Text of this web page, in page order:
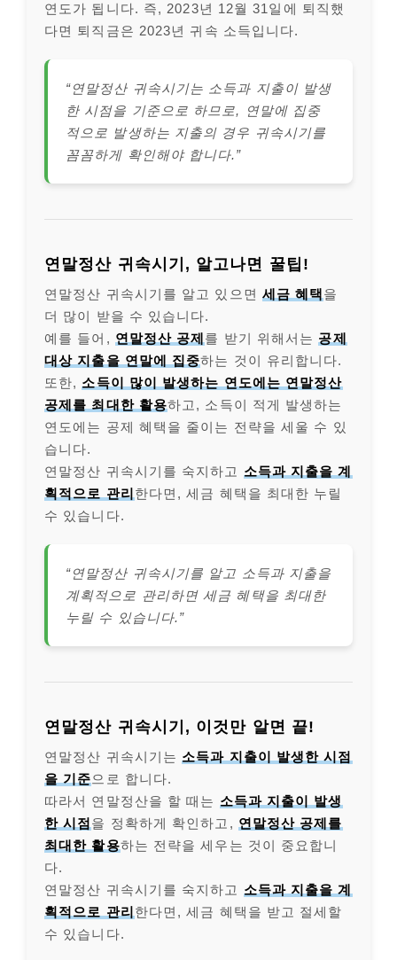
연도가 됩니다. 즉, 2023년 12월 31일에 퇴직했
다면 퇴직금은 2023년 귀속 소득입니다.
“연말정산 귀속시기는 소득과 지출이 발생
한 시점을 기준으로 하므로, 연말에 집중
적으로 발생하는 지출의 경우 귀속시기를
꼼꼼하게 확인해야 합니다.”
연말정산 귀속시기, 알고나면 꿀팁!
연말정산 귀속시기를 알고 있으면 세금 혜택 을
더 많이 받을 수 있습니다.
예를 들어, 연말정산 공제 를 받기 위해서는 공제
대상 지출을 연말에 집중하는 것이 유리합니다.
또한, 소득이 많이 발생하는 연도에는 연말정산
공제를 최대한 활용하고, 소득이 적게 발생하는
연도에는 공제 혜택을 줄이는 전략을 세울 수 있
습니다.
연말정산 귀속시기를 숙지하고 소득과 지출을 계
획적으로 관리 한다면, 세금 혜택을 최대한 누릴
수 있습니다.
“연말정산 귀속시기를 알고 소득과 지출을
계획적으로 관리하면 세금 혜택을 최대한
누릴 수 있습니다.”
연말정산 귀속시기, 이것만 알면 끝!
연말정산 귀속시기는 소득과 지출이 발생한 시점
을 기준으로 합니다.
따라서 연말정산을 할 때는 소득과 지출이 발생
한 시점 을 정확하게 확인하고, 연말정산 공제를
최대한 활용하는 전략을 세우는 것이 중요합니
다.
연말정산 귀속시기를 숙지하고 소득과 지출을 계
획적으로 관리 한다면, 세금 혜택을 받고 절세할
수 있습니다.